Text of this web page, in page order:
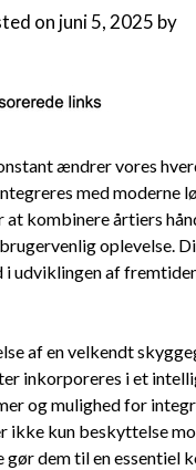
on juni 5, 2025 by
ændrer vores
med moderne
at kombinere årtiers
oplevelse.
af
af en velkendt
inkorporeres i et
og mulighed for
kun beskyttelse
dem til en essentiel